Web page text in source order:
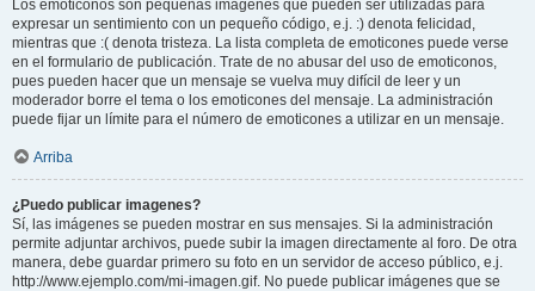
Los emoticonos son pequeñas imágenes que pueden ser utilizadas para
expresar un sentimiento con un pequeño código, e.j. :) denota felicidad,
mientras que :( denota tristeza. La lista completa de emoticones puede verse
en el formulario de publicación. Trate de no abusar del uso de emoticonos,
pues pueden hacer que un mensaje se vuelva muy difícil de leer y un
moderador borre el tema o los emoticones del mensaje. La administración
puede fijar un límite para el número de emoticones a utilizar en un mensaje.
Arriba
¿Puedo publicar imagenes?
Sí, las imágenes se pueden mostrar en sus mensajes. Si la administración
permite adjuntar archivos, puede subir la imagen directamente al foro. De otra
manera, debe guardar primero su foto en un servidor de acceso público, e.j.
http://www.ejemplo.com/mi-imagen.gif. No puede publicar imágenes que se